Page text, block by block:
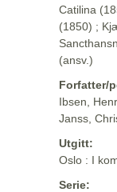
Catilina
(1850) ;
(ansv.)
Forfatter/
Ibsen,
Janss,
Utgitt:
Oslo : I
Serie: